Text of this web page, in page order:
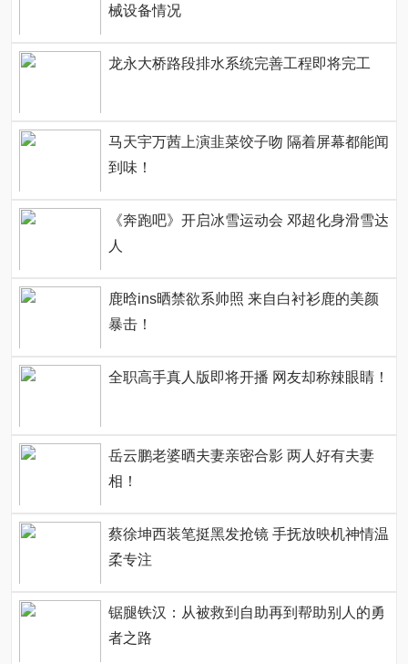
械设备情况
龙永大桥路段排水系统完善工程即将完工
马天宇万茜上演韭菜饺子吻 隔着屏幕都能闻
到味！
《奔跑吧》开启冰雪运动会 邓超化身滑雪达
人
鹿晗ins晒禁欲系帅照 来自白衬衫鹿的美颜
暴击！
全职高手真人版即将开播 网友却称辣眼睛！
岳云鹏老婆晒夫妻亲密合影 两人好有夫妻
相！
蔡徐坤西装笔挺黑发抢镜 手抚放映机神情温
柔专注
锯腿铁汉：从被救到自助再到帮助别人的勇
者之路